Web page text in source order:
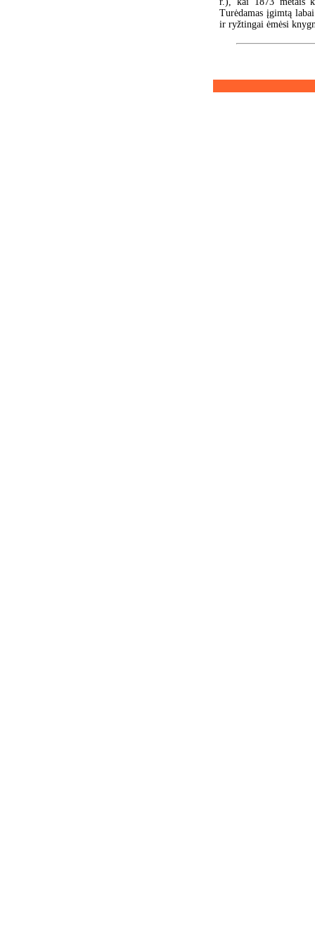
Turėdamas įgimtą
ir ryžtingai ėmėsi